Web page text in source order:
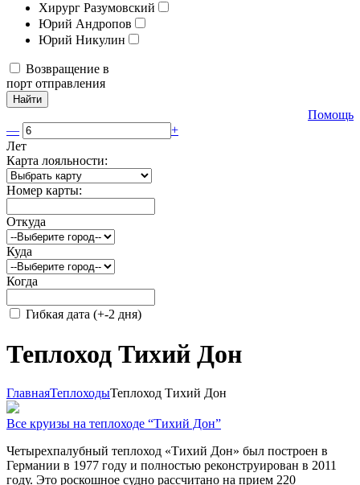
Хирург Разумовский
Юрий Андропов
Юрий Никулин
Возвращение в
порт отправления
Найти
Помощь
—
+
Лет
Карта лояльности:
Номер карты:
Откуда
Куда
Когда
Гибкая дата (+-2 дня)
Теплоход Тихий Дон
ГлавнаяТеплоходыТеплоход Тихий Дон
Все круизы на теплоходе “Тихий Дон”
Четырехпалубный теплоход «Тихий Дон» был построен в
Германии в 1977 году и полностью реконструирован в 2011
году. Это роскошное судно рассчитано на прием 220